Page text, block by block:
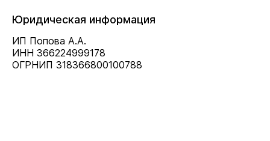
Юридическая информация
ИП Попова А.А.
ИНН 366224999178
ОГРНИП 318366800100788